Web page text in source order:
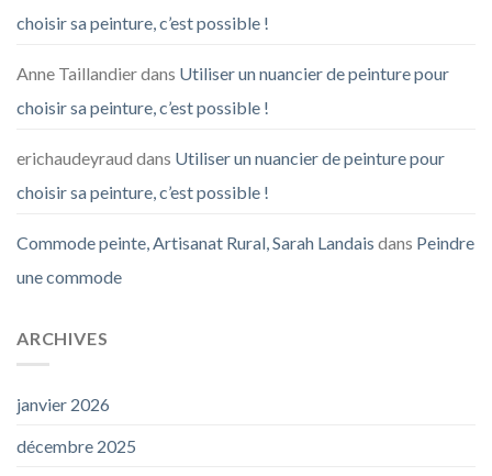
choisir sa peinture, c’est possible !
Anne Taillandierdans Utiliser un nuancier de peinture pour
choisir sa peinture, c’est possible !
erichaudeyraud dans Utiliser un nuancier de peinture pour
choisir sa peinture, c’est possible !
Commode peinte, Artisanat Rural, Sarah Landais dans Peindre
une commode
ARCHIVES
janvier 2026
décembre 2025